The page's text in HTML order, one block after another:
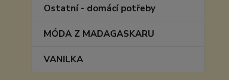
Ostatní - domácí potřeby
MÓDA Z MADAGASKARU
VANILKA